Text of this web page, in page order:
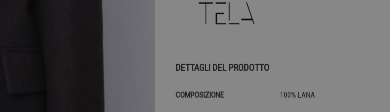
DETTAGLI DEL PRODOTTO
COMPOSIZIONE 100% LANA